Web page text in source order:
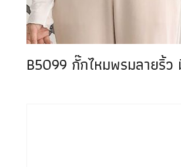
B5099 กั๊กไหมพรมลายริ้